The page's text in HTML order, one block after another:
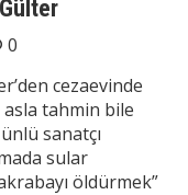
0
cezaevinde
asla tahmin bile
sanatçı
sular
öldürmek”